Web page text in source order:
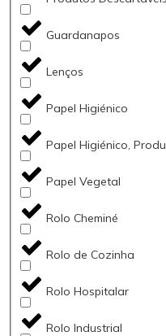
Guardanapos
Lenços
Papel Higiénico
Papel Higiénico,
Papel Vegetal
Rolo Cheminé
Rolo de Cozinha
Rolo Hospitalar
Rolo Industrial